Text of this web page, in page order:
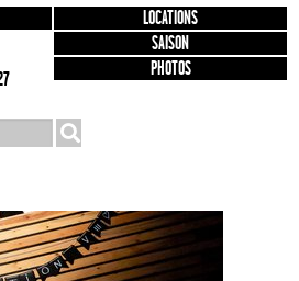
LOCATIONS
SAISON
PHOTOS